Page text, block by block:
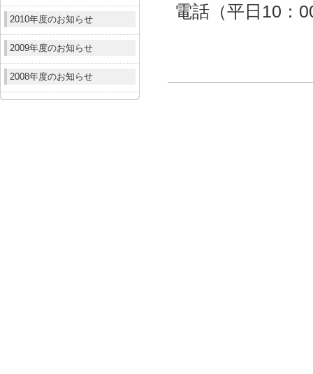
2010年度のお知らせ
2009年度のお知らせ
2008年度のお知らせ
電話（平日10：